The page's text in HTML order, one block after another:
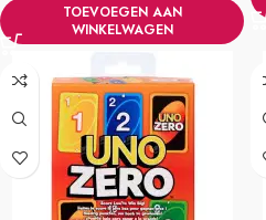
TOEVOEGEN AAN
WINKELWAGEN